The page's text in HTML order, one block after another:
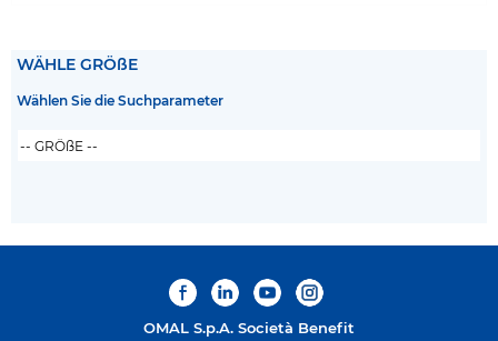
WÄHLE GRÖßE
Wählen Sie die Suchparameter
OMAL S.p.A. Società Benefit